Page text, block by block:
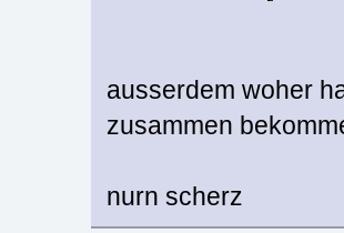
ausserdem woher
zusammen
nurn scherz